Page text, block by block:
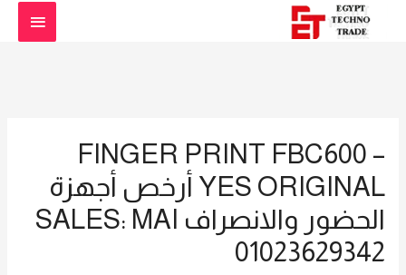
FINGER PRINT FBC600 –
YES ORIGINAL أرخص أجهزة
الحضور والانصراف SALES: MAI
01023629342